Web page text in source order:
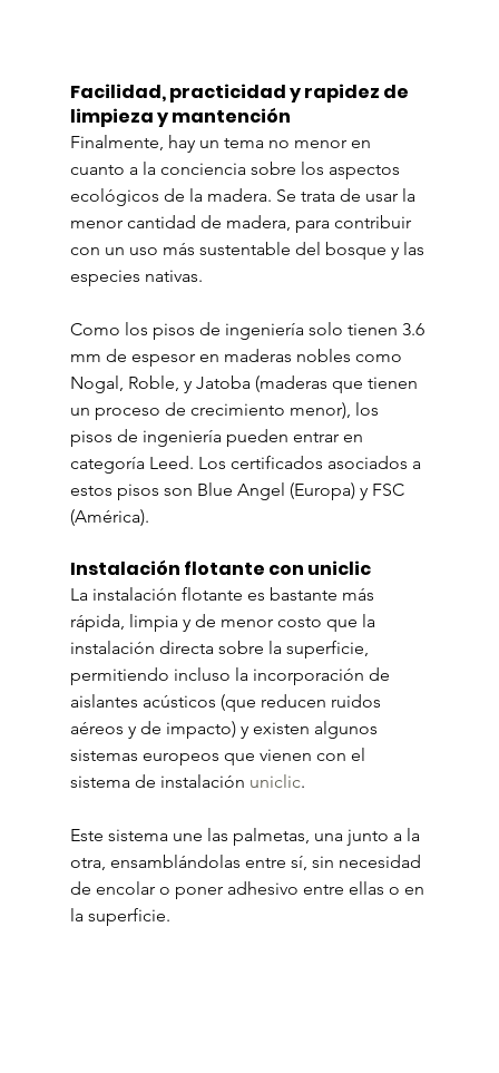
Facilidad, practicidad y rapidez de
limpieza y mantención
Finalmente, hay un tema no menor en
cuanto a la conciencia sobre los aspectos
ecológicos de la madera. Se trata de usar la
menor cantidad de madera, para contribuir
con un uso más sustentable del bosque y las
especies nativas.
Como los pisos de ingeniería solo tienen 3.6
mm de espesor en maderas nobles como
Nogal, Roble, y Jatoba (maderas que tienen
un proceso de crecimiento menor), los
pisos de ingeniería pueden entrar en
categoría Leed. Los certificados asociados a
estos pisos son Blue Angel (Europa) y FSC
(América).
Instalación flotante con uniclic
La instalación flotante es bastante más
rápida, limpia y de menor costo que la
instalación directa sobre la superficie,
permitiendo incluso la incorporación de
aislantes acústicos (que reducen ruidos
aéreos y de impacto) y existen algunos
sistemas europeos que vienen con el
sistema de instalación uniclic.
Este sistema une las palmetas, una junto a la
otra, ensamblándolas entre sí, sin necesidad
de encolar o poner adhesivo entre ellas o en
la superficie.